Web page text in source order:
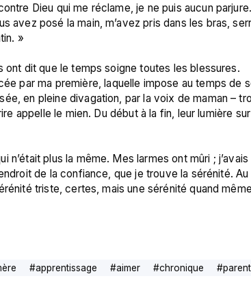
Dieu qui me réclame, je ne puis aucun
avez posé la main, m’avez pris dans les bras,
»
ont dit que le temps soigne toutes les blessures.
par ma première, laquelle impose au temps de
en pleine divagation, par la voix de maman –
appelle le mien. Du début à la fin, leur lumière
plus la même. Mes larmes ont mûri ; j’avais
de la confiance, que je trouve la sérénité.
triste, certes, mais une sérénité quand
#apprentissage #aimer #chronique #